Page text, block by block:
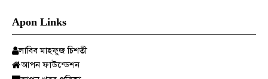
Apon Links
লাবিব মাহফুজ চিশতী
আপন ফাউন্ডেশন